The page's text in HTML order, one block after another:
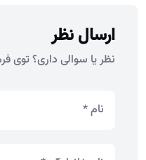
ارسال نظر
نظر یا سوالی داری؟ توی